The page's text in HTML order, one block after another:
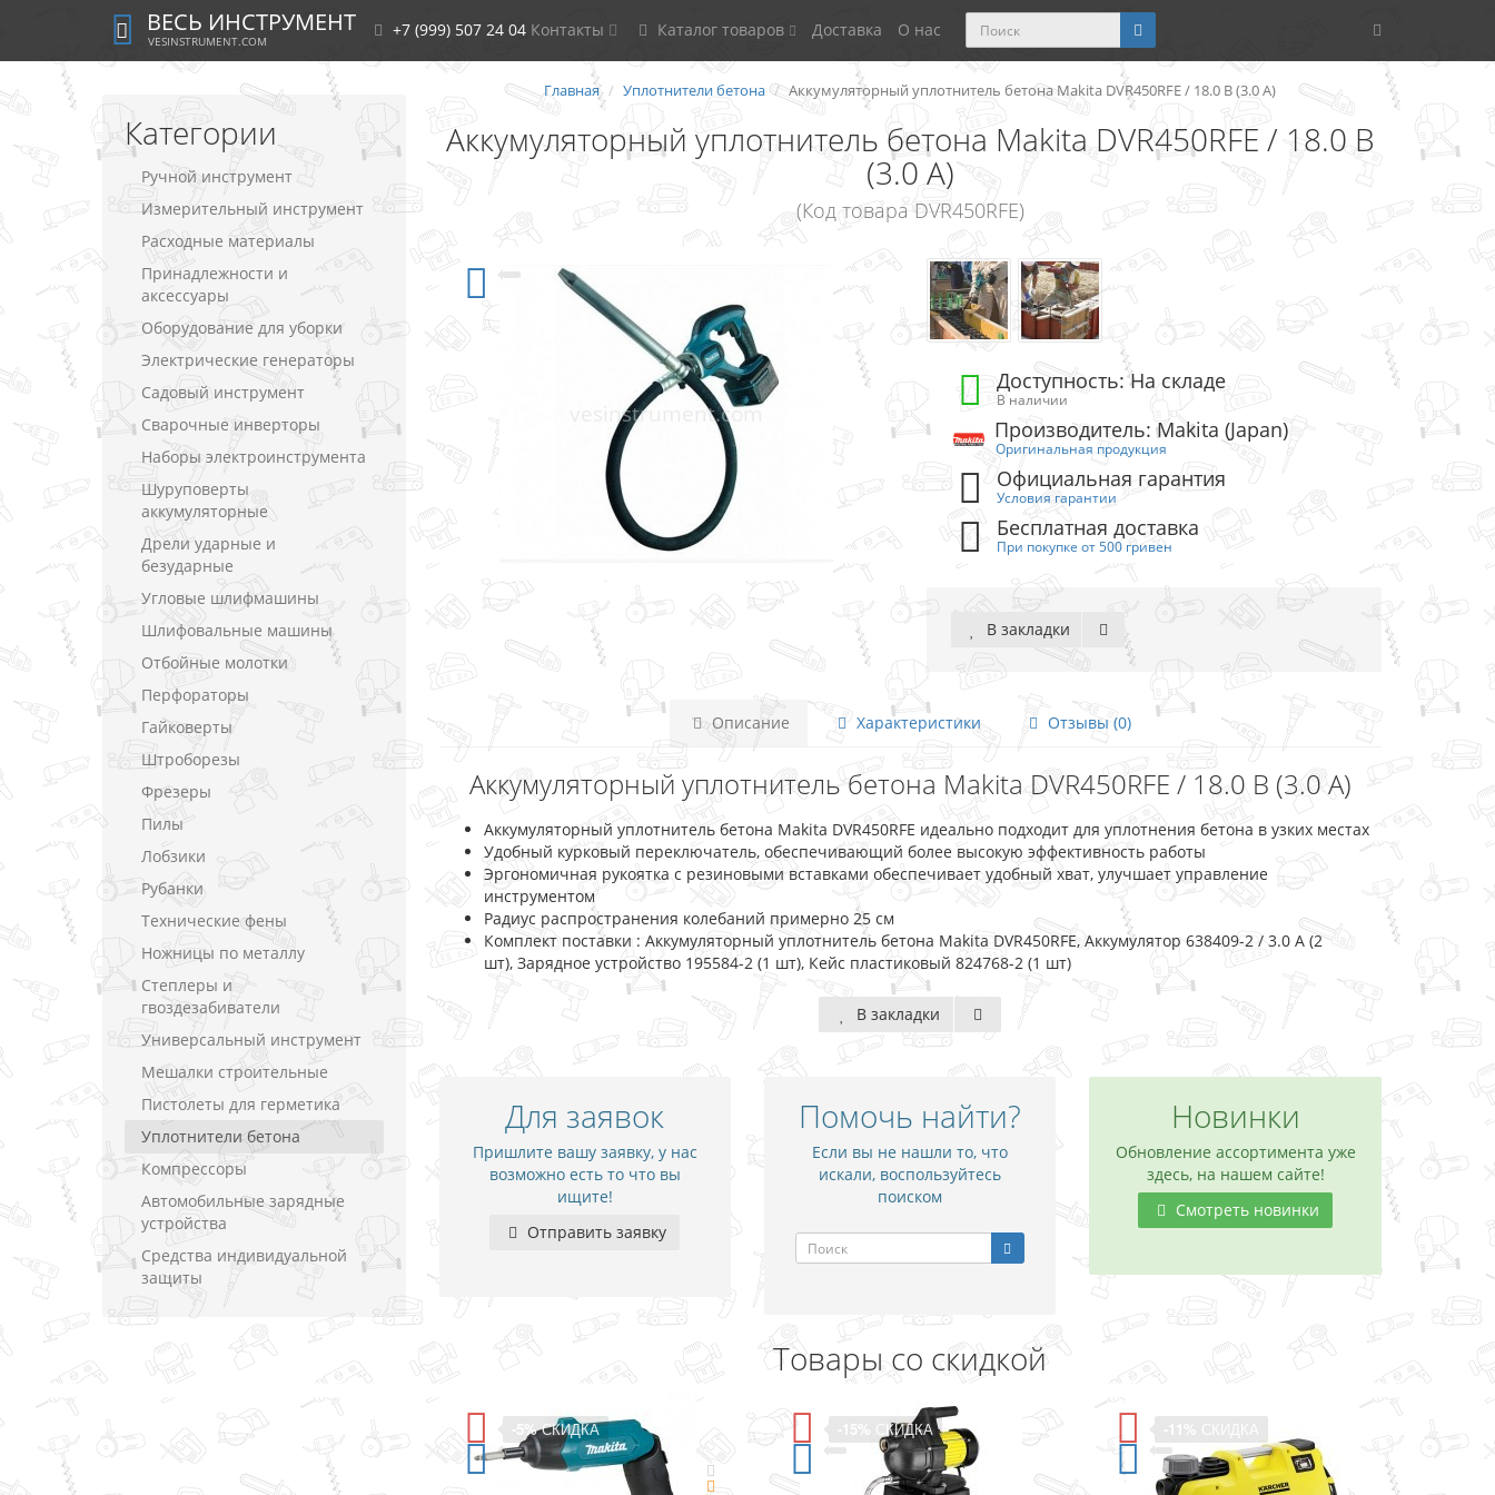
ВЕСЬ ИНСТРУМЕНТ
VESINSTRUMENT.COM
+7 (999) 507 24 04 Контакты Каталог товаров Доставка О нас
Категории
Ручной инструмент
Измерительный инструмент
Расходные материалы
Принадлежности и
аксессуары
Оборудование для уборки
Электрические генераторы
Садовый инструмент
Сварочные инверторы
Наборы электроинструмента
Шуруповерты
аккумуляторные
Дрели ударные и
безударные
Угловые шлифмашины
Шлифовальные машины
Отбойные молотки
Перфораторы
Гайковерты
Штроборезы
Фрезеры
Пилы
Лобзики
Рубанки
Технические фены
Ножницы по металлу
Степлеры и
гвоздезабиватели
Универсальный инструмент
Мешалки строительные
Пистолеты для герметика
Уплотнители бетона
Компрессоры
Автомобильные зарядные
устройства
Средства индивидуальной
защиты
Главная Уплотнители бетона Аккумуляторный уплотнитель бетона Makita DVR450RFE / 18.0 В (3.0 А)
Аккумуляторный уплотнитель бетона Makita DVR450RFE / 18.0 В
(3.0 А)
(Код товара DVR450RFE)
Доступность: На складе
В наличии
Производитель: Makita (Japan)
Оригинальная продукция
Официальная гарантия
Условия гарантии
Бесплатная доставка
При покупке от 500 гривен
В закладки
Описание Характеристики Отзывы (0)
Аккумуляторный уплотнитель бетона Makita DVR450RFE / 18.0 В (3.0 А)
Аккумуляторный уплотнитель бетона Makita DVR450RFE идеально подходит для уплотнения бетона в узких местах
Удобный курковый переключатель, обеспечивающий более высокую эффективность работы
Эргономичная рукоятка с резиновыми вставками обеспечивает удобный хват, улучшает управление
инструментом
Радиус распространения колебаний примерно 25 см
Комплект поставки : Аккумуляторный уплотнитель бетона Makita DVR450RFE, Аккумулятор 638409-2 / 3.0 А (2
шт), Зарядное устройство 195584-2 (1 шт), Кейс пластиковый 824768-2 (1 шт)
В закладки
Для заявок
Пришлите вашу заявку, у нас
возможно есть то что вы
ищите!
Отправить заявку
Помочь найти?
Если вы не нашли то, что
искали, воспользуйтесь
поиском
Новинки
Обновление ассортимента уже
здесь, на нашем сайте!
Смотреть новинки
Товары со скидкой
СКИДКА -5%СКИДКА СКИДКА СКИДКА